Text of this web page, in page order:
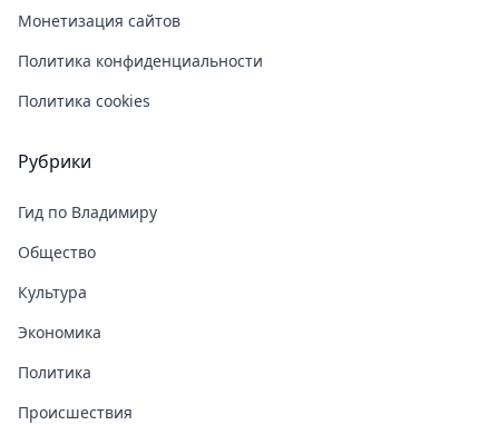
Монетизация сайтов
Политика конфиденциальности
Политика cookies
Рубрики
Гид по Владимиру
Общество
Культура
Экономика
Политика
Происшествия